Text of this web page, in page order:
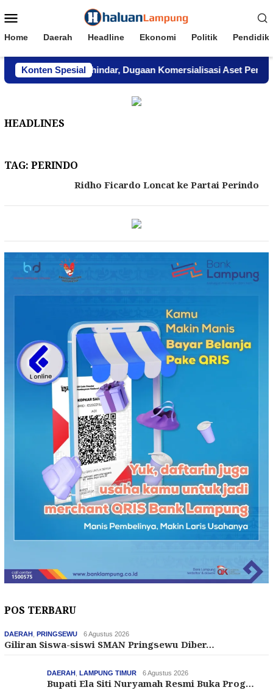
ke
Mobile
Home Daerah Headline Ekonomi Politik
Konten Spesial
Lampung Menghindar, Dugaan Komersialisasi Aset Pemprov
HEADLINES
TAG: PERINDO
Ridho Ficardo Loncat ke Partai Perindo
POS TERBARU
DAERAH PRINGSEWU 6 Agustus 2026
Giliran Siswa-siswi SMAN Pringsewu Diber…
DAERAH LAMPUNG TIMUR 6 Agustus 2026
Bupati Ela Siti Nuryamah Resmi Buka Prog…